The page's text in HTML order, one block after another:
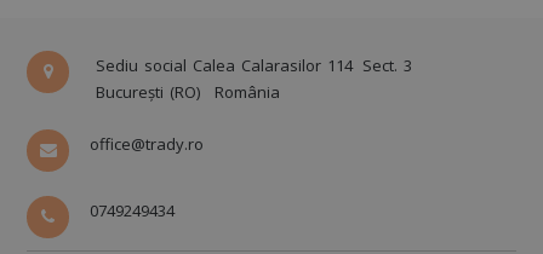
Sediu social Calea Calarasilor 114 Sect. 3
București (RO)
România
office@trady.ro
0749249434